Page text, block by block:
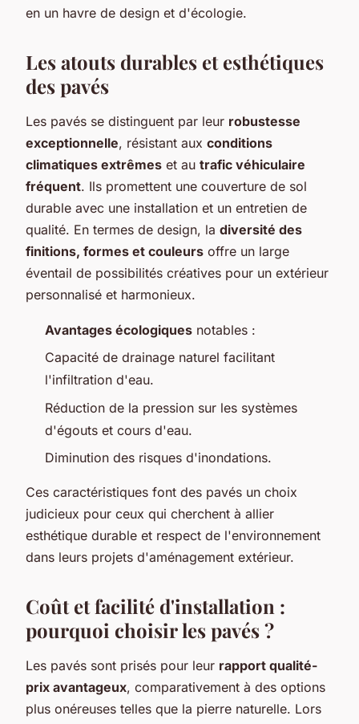
en un havre de design et d'écologie.
Les atouts durables et esthétiques
des pavés
Les pavés se distinguent par leur robustesse
exceptionnelle, résistant aux conditions
climatiques extrêmes et au trafic véhiculaire
fréquent. Ils promettent une couverture de sol
durable avec une installation et un entretien de
qualité. En termes de design, la diversité des
finitions, formes et couleurs offre un large
éventail de possibilités créatives pour un extérieur
personnalisé et harmonieux.
Avantages écologiques notables :
Capacité de drainage naturel facilitant
l'infiltration d'eau.
Réduction de la pression sur les systèmes
d'égouts et cours d'eau.
Diminution des risques d'inondations.
Ces caractéristiques font des pavés un choix
judicieux pour ceux qui cherchent à allier
esthétique durable et respect de l'environnement
dans leurs projets d'aménagement extérieur.
Coût et facilité d'installation :
pourquoi choisir les pavés ?
Les pavés sont prisés pour leur rapport qualité-
prix avantageux, comparativement à des options
plus onéreuses telles que la pierre naturelle. Lors